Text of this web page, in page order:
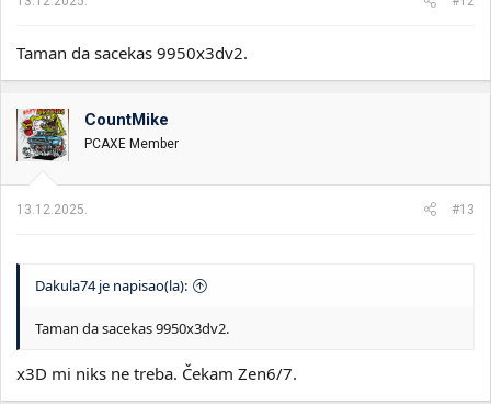
:
Taman da sacekas 9950x3dv2.
CountMike
PCAXE Member
13.12.2025. #13
Dakula74 je napisao(la):
Taman da sacekas 9950x3dv2.
x3D mi niks ne treba. Čekam Zen6/7.